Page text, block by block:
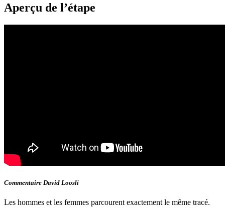
Aperçu de l’étape
Commentaire David Loosli
Les hommes et les femmes parcourent exactement le même tracé.